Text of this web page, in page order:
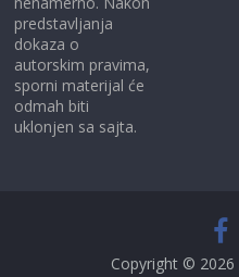
predstavljanja
dokaza o
autorskim pravima,
sporni materijal će
odmah biti
uklonjen sa sajta.
Copyright © 2026